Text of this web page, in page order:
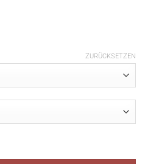
ZURÜCKSETZEN